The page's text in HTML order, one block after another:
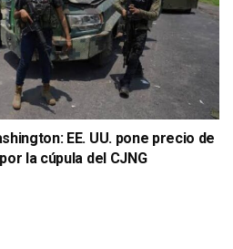
EE. UU. pone precio de
la cúpula del CJNG